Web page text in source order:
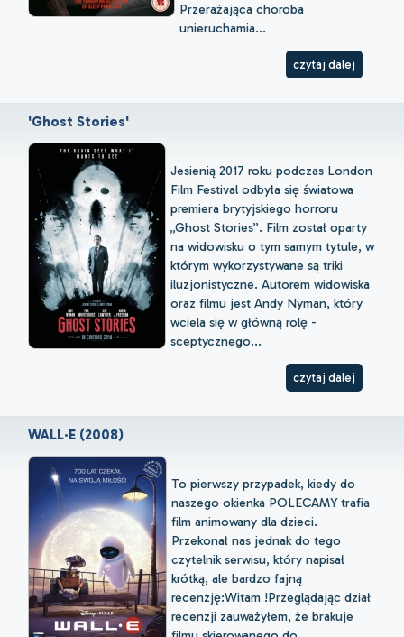
Przerażająca choroba
unieruchamia...
czytaj dalej
'Ghost Stories'
Jesienią 2017 roku podczas London
Film Festival odbyła się światowa
premiera brytyjskiego horroru
„Ghost Stories”. Film został oparty
na widowisku o tym samym tytule, w
którym wykorzystywane są triki
iluzjonistyczne. Autorem widowiska
oraz filmu jest Andy Nyman, który
wciela się w główną rolę -
sceptycznego...
czytaj dalej
WALL·E (2008)
To pierwszy przypadek, kiedy do
naszego okienka POLECAMY trafia
film animowany dla dzieci.
Przekonał nas jednak do tego
czytelnik serwisu, który napisał
krótką, ale bardzo fajną
recenzję:Witam !Przeglądając dział
recenzji zauważyłem, że brakuje